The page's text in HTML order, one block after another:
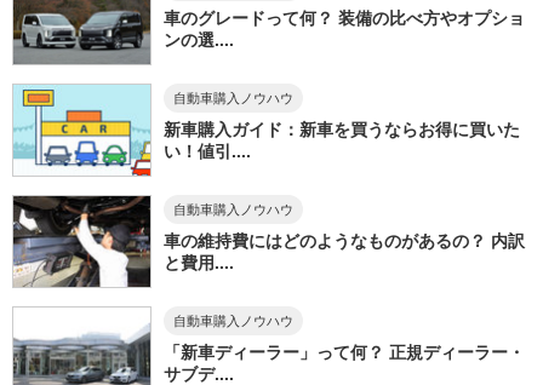
車のグレードって何？ 装備の比べ方やオプショ
ンの選....
自動車購入ノウハウ
新車購入ガイド：新車を買うならお得に買いた
い！値引....
自動車購入ノウハウ
車の維持費にはどのようなものがあるの？ 内訳
と費用....
自動車購入ノウハウ
「新車ディーラー」って何？ 正規ディーラー・
サブデ....